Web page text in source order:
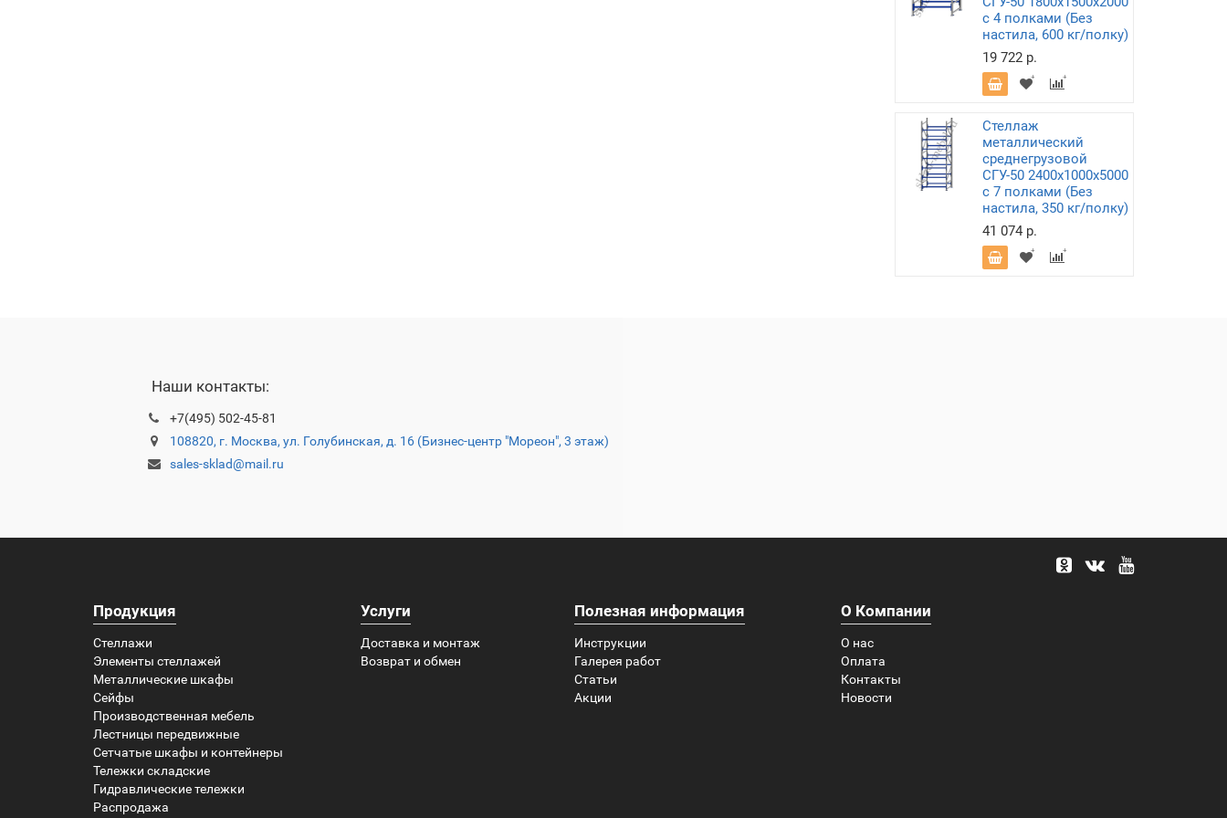
с 4 полками (Без
настила, 600 кг/полку)
19 722 р.
Стеллаж
металлический
среднегрузовой
СГУ-50 2400х1000х5000
с 7 полками (Без
настила, 350 кг/полку)
41 074 р.
Наши контакты:
+7(495) 502-45-81
108820, г. Москва, ул. Голубинская, д. 16 (Бизнес-центр "Мореон", 3 этаж)
sales-sklad@mail.ru
Продукция
Стеллажи
Элементы стеллажей
Металлические шкафы
Сейфы
Производственная мебель
Лестницы передвижные
Сетчатые шкафы и контейнеры
Тележки складские
Гидравлические тележки
Распродажа
Услуги
Доставка и монтаж
Возврат и обмен
Полезная информация
Инструкции
Галерея работ
Статьи
Акции
О Компании
О нас
Оплата
Контакты
Новости